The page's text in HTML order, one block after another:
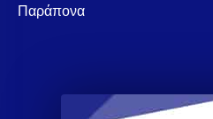
Παράπονα